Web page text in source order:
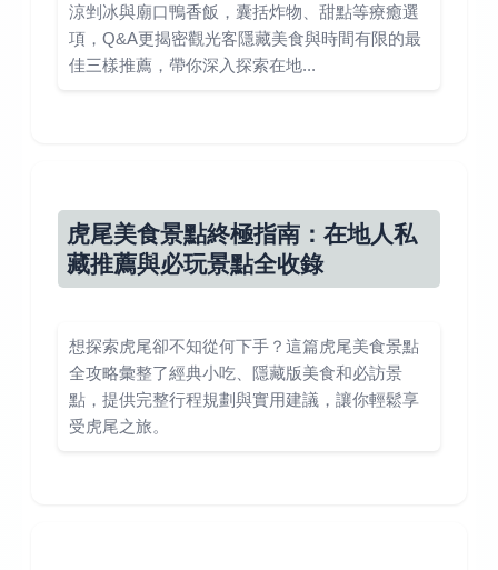
涼剉冰與廟口鴨香飯，囊括炸物、甜點等療癒選
項，Q&A更揭密觀光客隱藏美食與時間有限的最
佳三樣推薦，帶你深入探索在地...
虎尾美食景點終極指南：在地人私
藏推薦與必玩景點全收錄
想探索虎尾卻不知從何下手？這篇虎尾美食景點
全攻略彙整了經典小吃、隱藏版美食和必訪景
點，提供完整行程規劃與實用建議，讓你輕鬆享
受虎尾之旅。